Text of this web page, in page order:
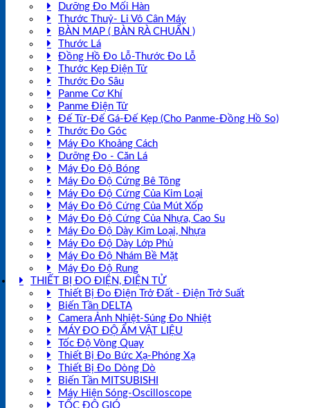
Dưỡng Đo Mối Hàn
Thước Thuỷ- Li Vô Cân Máy
BÀN MAP ( BÀN RÀ CHUẨN )
Thước Lá
Đồng Hồ Đo Lỗ-Thước Đo Lỗ
Thước Kẹp Điện Tử
Thước Đo Sâu
Panme Cơ Khí
Panme Điện Tử
Đế Từ-Đế Gá-Đế Kẹp (Cho Panme-Đồng Hồ So)
Thước Đo Góc
Máy Đo Khoảng Cách
Dưỡng Đo - Căn Lá
Máy Đo Độ Bóng
Máy Đo Độ Cứng Bê Tông
Máy Đo Độ Cứng Của Kim Loại
Máy Đo Độ Cứng Của Mút Xốp
Máy Đo Độ Cứng Của Nhựa, Cao Su
Máy Đo Độ Dày Kim Loại, Nhựa
Máy Đo Độ Dày Lớp Phủ
Máy Đo Độ Nhám Bề Mặt
Máy Đo Độ Rung
THIẾT BỊ ĐO ĐIỆN, ĐIỆN TỬ
Thiết Bị Đo Điện Trở Đất - Điện Trở Suất
Biến Tần DELTA
Camera Ảnh Nhiệt-Súng Đo Nhiệt
MÁY ĐO ĐỘ ẨM VẬT LIỆU
Tốc Độ Vòng Quay
Thiết Bị Đo Bức Xạ-Phóng Xạ
Thiết Bị Đo Dòng Dò
Biến Tần MITSUBISHI
Máy Hiện Sóng-Oscilloscope
TỐC ĐỘ GIÓ